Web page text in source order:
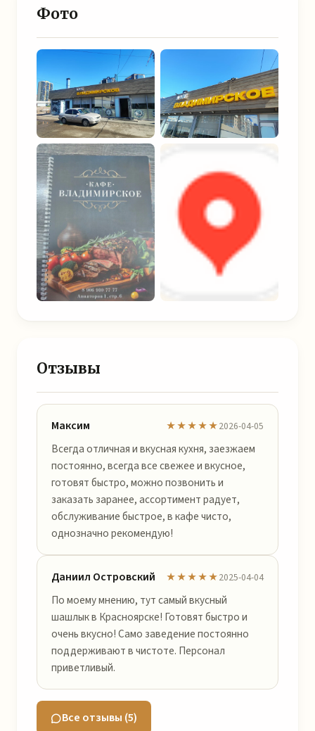
Фото
Отзывы
Максим ★★★★★2026-04-05
Всегда отличная и вкусная кухня, заезжаем
постоянно, всегда все свежее и вкусное,
готовят быстро, можно позвонить и
заказать заранее, ассортимент радует,
обслуживание быстрое, в кафе чисто,
однозначно рекомендую!
Даниил Островский ★★★★★2025-04-04
По моему мнению, тут самый вкусный
шашлык в Красноярске! Готовят быстро и
очень вкусно! Само заведение постоянно
поддерживают в чистоте. Персонал
приветливый.
Все отзывы (5)